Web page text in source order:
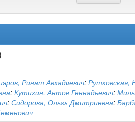
Ринат Авхадиевич; Рутковская,
; Кутихин, Антон Геннадьевич;
; Сидорова, Ольга Дмитриевна;